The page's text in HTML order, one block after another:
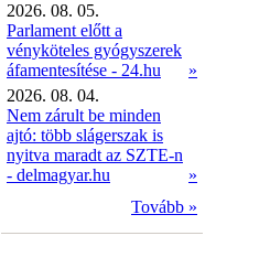
2026. 08. 05.
Parlament előtt a
vényköteles gyógyszerek
áfamentesítése - 24.hu
»
2026. 08. 04.
Nem zárult be minden
ajtó: több slágerszak is
nyitva maradt az SZTE-n
- delmagyar.hu
»
Tovább »